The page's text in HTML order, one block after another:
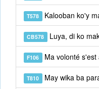
T578 Kalooban ko'y
CB578 Luya, di ko
F106 Ma volonté s'est
T810 May wika ba